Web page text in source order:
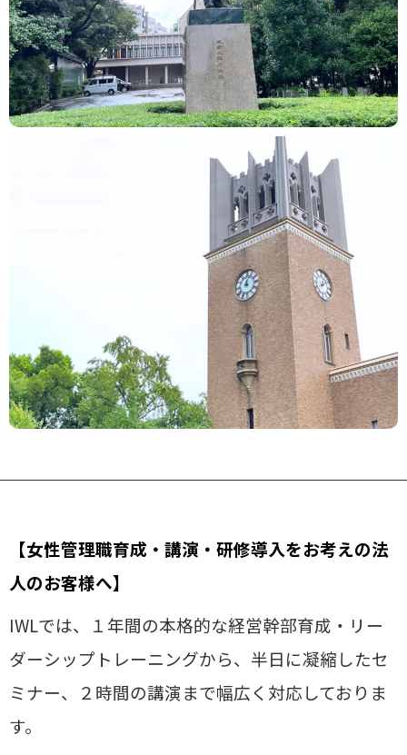
【女性管理職育成・講演・研修導入をお考えの法
人のお客様へ】
IWLでは、１年間の本格的な経営幹部育成・リー
ダーシップトレーニングから、半日に凝縮したセ
ミナー、２時間の講演まで幅広く対応しておりま
す。